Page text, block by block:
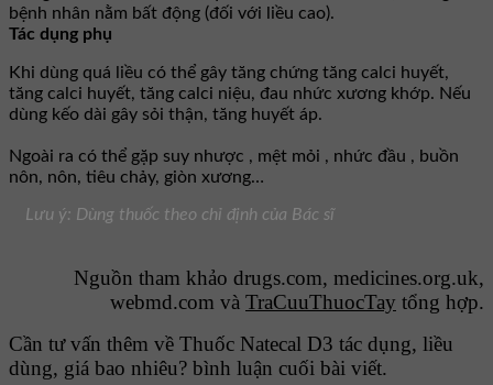
bệnh nhân nằm bất động (đối với liều cao).
Tác dụng phụ
Khi dùng quá liều có thể gây tăng chứng tăng calci huyết,
tăng calci huyết, tăng calci niệu, đau nhức xương khớp. Nếu
dùng kếo dài gây sỏi thận, tăng huyết áp.
Ngoài ra có thể gặp suy nhược , mệt mỏi , nhức đầu , buồn
nôn, nôn, tiêu chảy, giòn xương…
Lưu ý: Dùng thuốc theo chỉ định của Bác sĩ
Nguồn tham khảo drugs.com, medicines.org.uk,
webmd.com và TraCuuThuocTay tổng hợp.
Cần tư vấn thêm về Thuốc Natecal D3 tác dụng, liều
dùng, giá bao nhiêu? bình luận cuối bài viết.